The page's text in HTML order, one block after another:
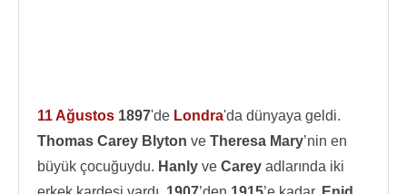
11 Ağustos 1897'de Londra'da dünyaya geldi.
Thomas Carey Blyton ve Theresa Mary’nin en
büyük çocuğuydu. Hanly ve Carey adlarında iki